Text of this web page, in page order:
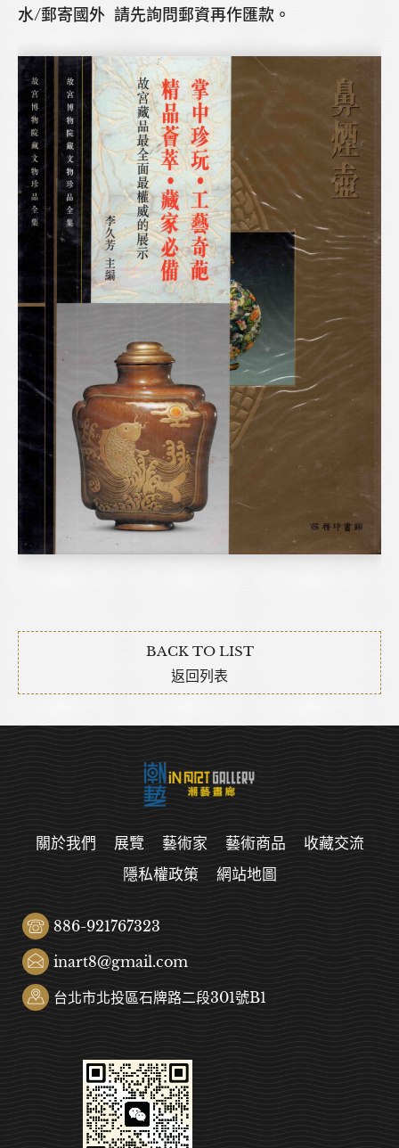
水/郵寄國外 請先詢問郵資再作匯款。
BACK TO LIST
返回列表
關於我們 展覽 藝術家 藝術商品
收藏交流
隱私權政策
網站地圖
886-921767323
inart8@gmail.com
台北市北投區石牌路二段301號B1